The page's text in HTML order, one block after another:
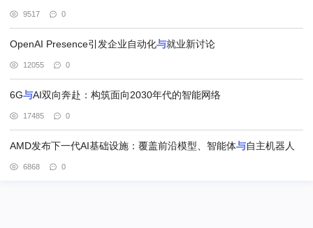
9517 0
OpenAI Presence引发企业自动化与就业新讨论
12055 0
6G与AI双向奔赴：构筑面向2030年代的智能网络
17485 0
AMD发布下一代AI基础设施：覆盖前沿模型、智能体与自主机器人
6868 0